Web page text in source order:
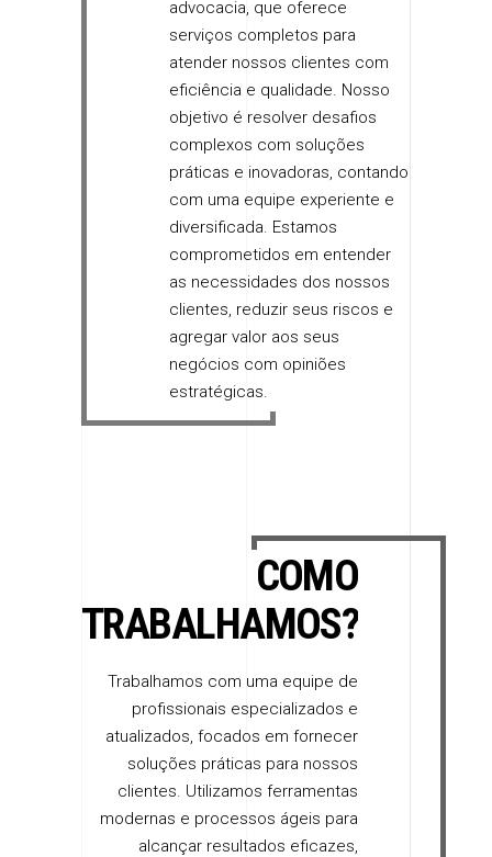
advocacia, que oferece
serviços completos para
atender nossos clientes com
eficiência e qualidade. Nosso
objetivo é resolver desafios
complexos com soluções
práticas e inovadoras, contando
com uma equipe experiente e
diversificada. Estamos
comprometidos em entender
as necessidades dos nossos
clientes, reduzir seus riscos e
agregar valor aos seus
negócios com opiniões
estratégicas.
COMO
TRABALHAMOS?
Trabalhamos com uma equipe de
profissionais especializados e
atualizados, focados em fornecer
soluções práticas para nossos
clientes. Utilizamos ferramentas
modernas e processos ágeis para
alcançar resultados eficazes,